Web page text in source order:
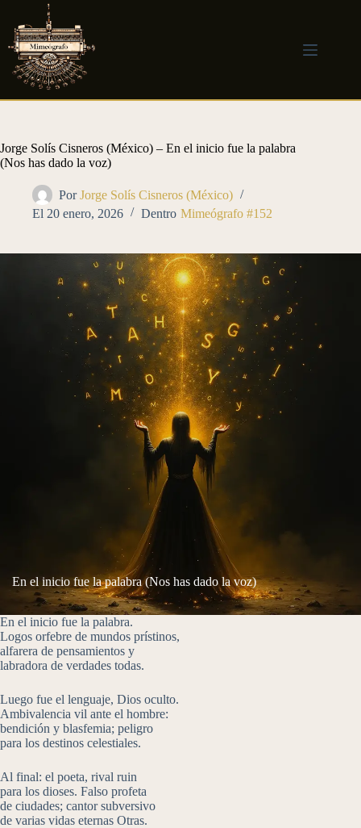
contenido
Jorge Solís Cisneros (México) – En el inicio fue la palabra
(Nos has dado la voz)
Por Jorge Solís Cisneros (México)
El 20 enero, 2026 Dentro Mimeógrafo #152
En el inicio fue la palabra (Nos has dado la voz)
En el inicio fue la palabra.
Logos orfebre de mundos prístinos,
alfarera de pensamientos y
labradora de verdades todas.
Luego fue el lenguaje, Dios oculto.
Ambivalencia vil ante el hombre:
bendición y blasfemia; peligro
para los destinos celestiales.
Al final: el poeta, rival ruin
para los dioses. Falso profeta
de ciudades; cantor subversivo
de varias vidas eternas Otras.